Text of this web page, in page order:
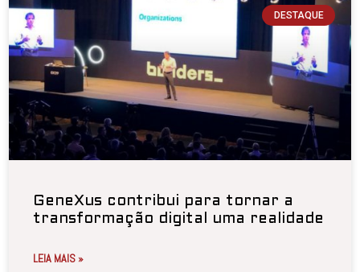
DESTAQUE
GeneXus contribui para tornar a
transformação digital uma realidade
LEIA MAIS »